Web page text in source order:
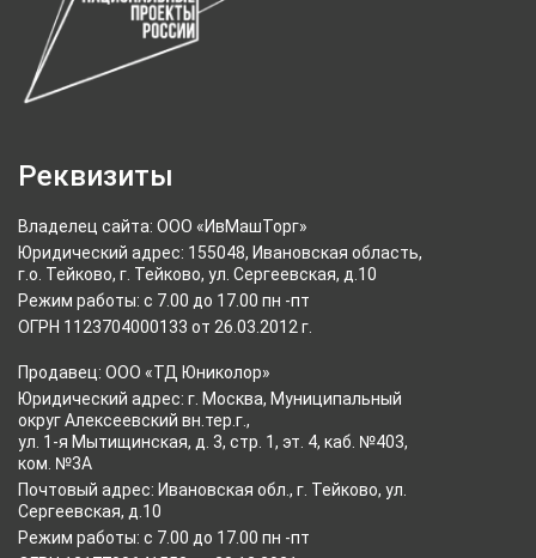
Реквизиты
Владелец сайта: ООО «ИвМашТорг»
Юридический адрес: 155048, Ивановская область,
г.о. Тейково, г. Тейково, ул. Сергеевская, д.10
Режим работы: с 7.00 до 17.00 пн -пт
ОГРН 1123704000133 от 26.03.2012 г.
Продавец: ООО «ТД Юниколор»
Юридический адрес: г. Москва, Муниципальный
округ Алексеевский вн.тер.г.,
ул. 1-я Мытищинская, д. 3, стр. 1, эт. 4, каб. №403,
ком. №3А
Почтовый адрес: Ивановская обл., г. Тейково, ул.
Сергеевская, д.10
Режим работы: с 7.00 до 17.00 пн -пт